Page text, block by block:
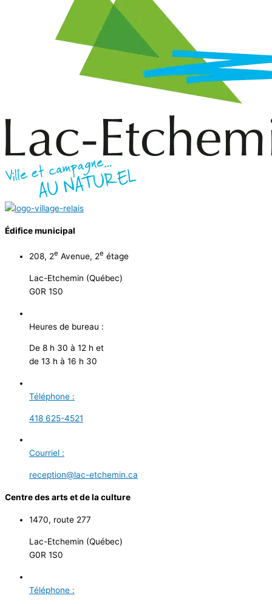
Édifice municipal
208, 2e Avenue, 2e étage
Lac-Etchemin (Québec)
G0R 1S0
Heures de bureau :
De 8 h 30 à 12 h et
de 13 h à 16 h 30
Téléphone :
418 625-4521
Courriel :
reception@lac-etchemin.ca
Centre des arts et de la culture
1470, route 277
Lac-Etchemin (Québec)
G0R 1S0
Téléphone :